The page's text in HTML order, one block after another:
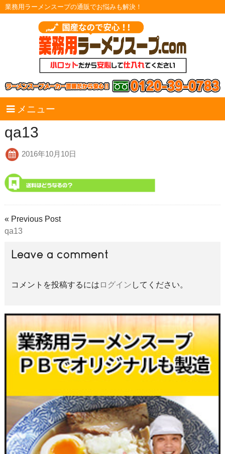
業務用ラーメンスープの通販でお悩みも解決！
メニュー
qa13
2016年10月10日
« Previous Post
qa13
Leave a comment
コメントを投稿するには ログイン してください。